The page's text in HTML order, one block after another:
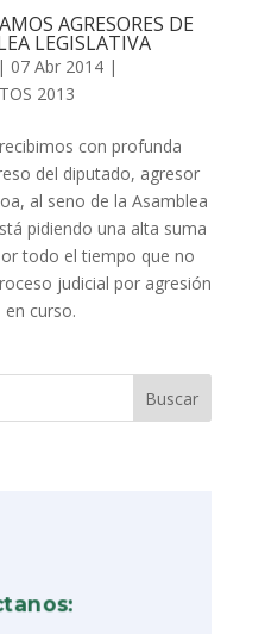
AGRESORES DE
LEGISLATIVA
07 Abr 2014|
2013
con profunda
del diputado, agresor
al seno de la Asamblea
pidiendo una alta suma
todo el tiempo que no
judicial por agresión
curso.